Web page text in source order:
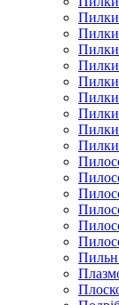
Пилки
Пилки
Пилки
Пилки
Пилки
Пилки
Пилки
Пилки
Пилки